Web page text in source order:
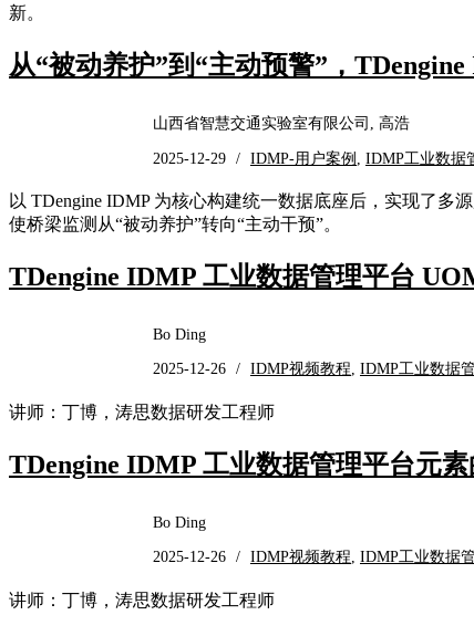
新。
从“被动养护”到“主动预警”，
山西省智慧交通实验室有限公司, 高浩
2025-12-29 / IDMP-用户案例 IDMP工业数据
以 TDengine IDMP 为核心构建统一数据底座后，实现了
使桥梁监测从“被动养护”转向“主动干预”。
TDengine IDMP 工业数据管理平台
Bo Ding
2025-12-26 / IDMP视频教程 IDMP工业数据
讲师：丁博，涛思数据研发工程师
TDengine IDMP 工业数据管理平台元素
Bo Ding
2025-12-26 / IDMP视频教程 IDMP工业数据
讲师：丁博，涛思数据研发工程师